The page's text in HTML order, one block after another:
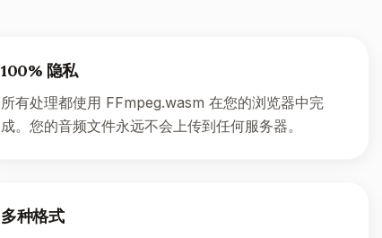
100% 隐私
所有处理都使用 FFmpeg.wasm 在您的浏览器中完
成。您的音频文件永远不会上传到任何服务器。
多种格式